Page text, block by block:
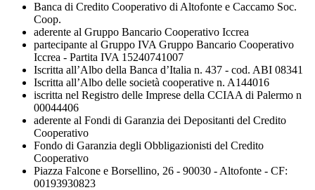
Banca di Credito Cooperativo di Altofonte e Caccamo Soc.
Coop.
aderente al Gruppo Bancario Cooperativo Iccrea
partecipante al Gruppo IVA Gruppo Bancario Cooperativo
Iccrea - Partita IVA 15240741007
Iscritta all’Albo della Banca d’Italia n. 437 - cod. ABI 08341
Iscritta all’Albo delle società cooperative n. A144016
iscritta nel Registro delle Imprese della CCIAA di Palermo n
00044406
aderente al Fondi di Garanzia dei Depositanti del Credito
Cooperativo
Fondo di Garanzia degli Obbligazionisti del Credito
Cooperativo
Piazza Falcone e Borsellino, 26 - 90030 - Altofonte - CF:
00193930823